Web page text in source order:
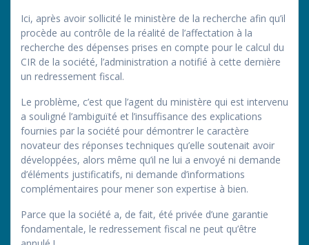
Ici, après avoir sollicité le ministère de la recherche afin qu’il
procède au contrôle de la réalité de l’affectation à la
recherche des dépenses prises en compte pour le calcul du
CIR de la société, l’administration a notifié à cette dernière
un redressement fiscal.
Le problème, c’est que l’agent du ministère qui est intervenu
a souligné l’ambiguïté et l’insuffisance des explications
fournies par la société pour démontrer le caractère
novateur des réponses techniques qu’elle soutenait avoir
développées, alors même qu’il ne lui a envoyé ni demande
d’éléments justificatifs, ni demande d’informations
complémentaires pour mener son expertise à bien.
Parce que la société a, de fait, été privée d’une garantie
fondamentale, le redressement fiscal ne peut qu’être